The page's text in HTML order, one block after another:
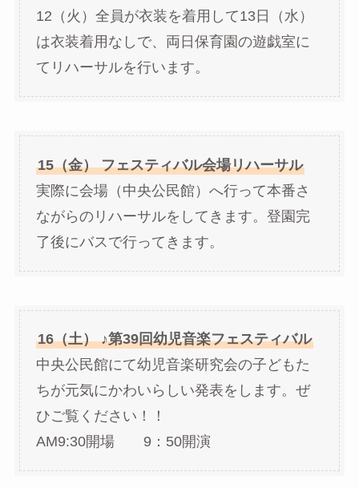
12（火）全員が衣装を着用して13日（水）
は衣装着用なしで、両日保育園の遊戯室に
てリハーサルを行います。
15（金） フェスティバル会場リハーサル
実際に会場（中央公民館）へ行って本番さ
ながらのリハーサルをしてきます。登園完
了後にバスで行ってきます。
16（土） ♪第39回幼児音楽フェスティバル
中央公民館にて幼児音楽研究会の子どもた
ちが元気にかわいらしい発表をします。ぜ
ひご覧ください！！
AM9:30開場 9：50開演